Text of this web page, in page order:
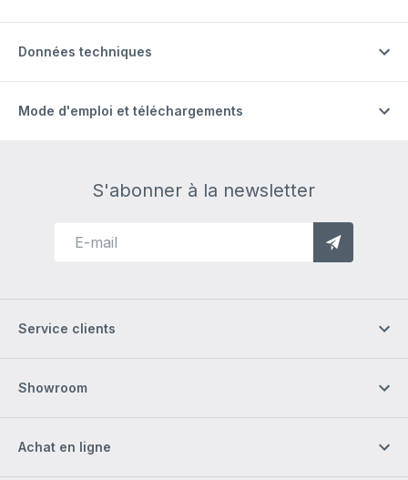
Données techniques
Mode d'emploi et téléchargements
S'abonner à la newsletter
Service clients
Showroom
Achat en ligne